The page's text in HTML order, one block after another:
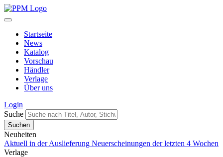
Startseite
News
Katalog
Vorschau
Händler
Verlage
Über uns
Login
Suche
Neuheiten
Aktuell in der Auslieferung Neuerscheinungen der letzten 4 Wochen
Verlage